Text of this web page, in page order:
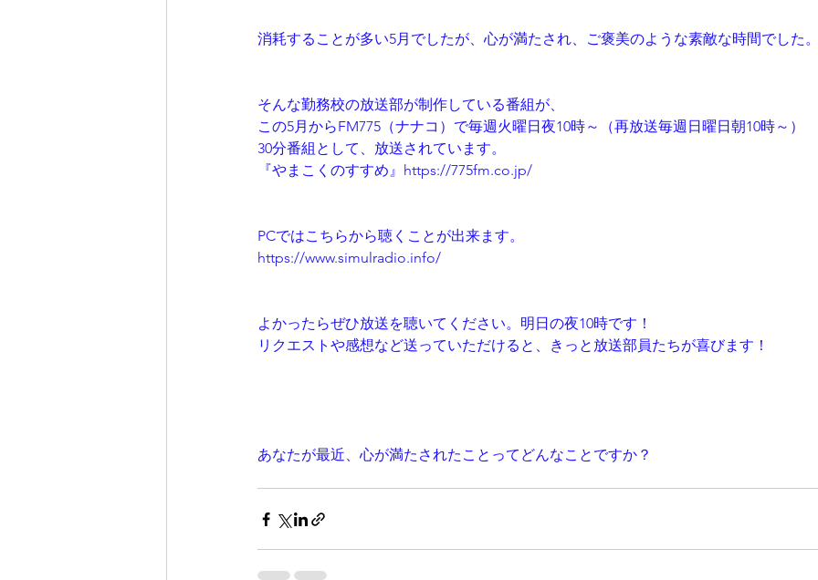
消耗することが多い5月でしたが、心が満たされ、ご褒美のような素敵な時間でした
そんな勤務校の放送部が制作している番組が、
この5月からFM775（ナナコ）で毎週火曜日夜10時～（再放送毎週日曜日朝10時～）
30分番組として、放送されています。
『やまこくのすすめ』 https://775fm.co.jp/
PCではこちらから聴くことが出来ます。
https://www.simulradio.info/
よかったらぜひ放送を聴いてください。明日の夜10時です！
リクエストや感想など送っていただけると、きっと放送部員たちが喜びます！
あなたが最近、心が満たされたことってどんなことですか？